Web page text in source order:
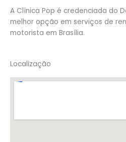
A Clínica Pop é credenciada do
melhor opção em serviços de
motorista em Brasília.
Localização